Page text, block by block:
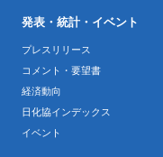
発表・統計・イベント
プレスリリース
コメント・要望書
経済動向
日化協インデックス
イベント